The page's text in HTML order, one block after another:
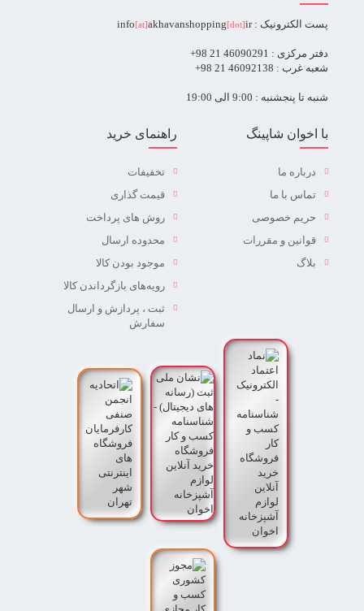
پست الکترونیک : info [at]akhavanshopping[dot]ir
دفتر مرکزی : 46090291 21 98+
شعبه غرب : 46092138 21 98+
شنبه تا پنجشنبه : 9:00 الی 19:00
راهنمای خرید
تخفیفات
قیمت گذاری
روش های پرداخت
محدوده ارسال
موجود بودن کالا
رویه‌های بازگرداندن کالا
ثبت ، پردازش و ارسال
سفارش
با اخوان شاپینگ
درباره ما
تماس با ما
حریم خصوصی
قوانین و مقررات
بلاگ